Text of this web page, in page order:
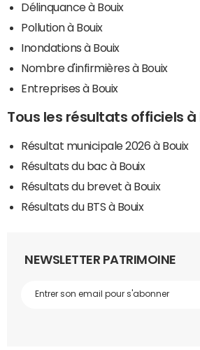
Délinquance à Bouix
Pollution à Bouix
Inondations à Bouix
Nombre d'infirmières à Bouix
Entreprises à Bouix
Tous les résultats officiels à
Résultat municipale 2026 à Bouix
Résultats du bac à Bouix
Résultats du brevet à Bouix
Résultats du BTS à Bouix
NEWSLETTER PATRIMOINE